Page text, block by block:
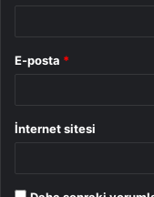
E-posta *
İnternet sitesi